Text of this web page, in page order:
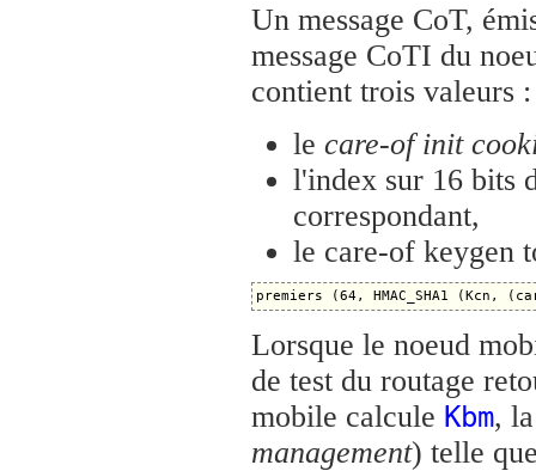
Un message CoT,
message CoTI du
contient trois valeurs :
le care-of init
l'index sur 16 bits
correspondant,
le care-of keygen
Lorsque le noeud
de test du routage
mobile calcule Kbm,
management) telle